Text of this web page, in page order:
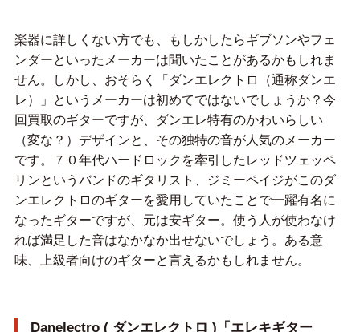
楽器に詳しくない方でも、もしかしたらギブソンやフェ
ンダーといったメーカーは聞いたことがあるかもしれま
せん。しかし、おそらく「ダンエレクトロ（通称ダンエ
レ）」というメーカーは初めてではないでしょうか？今
回買取のギターですが、ダンエレ特有のかわいらしい
（変な？）デザインと、その独特の音が人気のメーカー
です。７０年代ハードロックを牽引したレッドツェッペ
リンというバンドのギタリスト、ジミーペイジがこのダ
ンエレクトロのギターを愛用していたことで一躍有名に
なったギターですが、元は安ギター。使う人が使わなけ
れば満足した音はなかなか出せないでしょう。ある意
味、上級者向けのギターと言えるかもしれません。
Danelectro ( ダンエレクトロ )「エレキギター